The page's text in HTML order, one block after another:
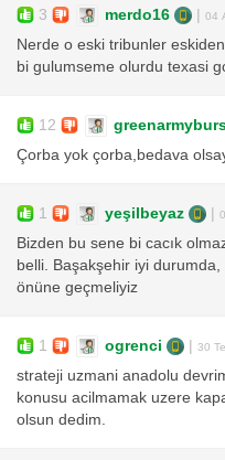
3 merdo16 04
Nerde o eski tribunler
bi gulumseme olurdu texasi
12
Çorba yok çorba,bedava
1 yeşilbeyaz
Bizden bu sene bi cacık
belli. Başakşehir iyi
önüne geçmeliyiz
1 ogrenci 30
strateji uzmani anadolu
konusu acilmamak uzere
olsun dedim.